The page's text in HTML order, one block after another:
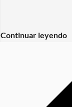
Continuar leyendo